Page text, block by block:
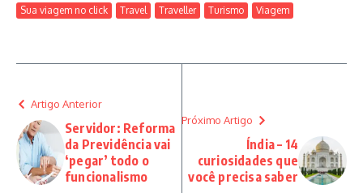
Sua viagem no click
Travel Traveller Turismo Viagem
Artigo Anterior
Servidor: Reforma
da Previdência vai
‘pegar’ todo o
funcionalismo
Próximo Artigo
Índia – 14
curiosidades que
você precisa saber